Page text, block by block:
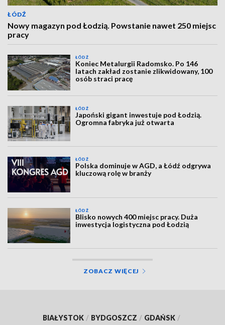
ŁÓDŹ
Nowy magazyn pod Łodzią. Powstanie nawet 250 miejsc
pracy
ŁÓDŹ
Koniec Metalurgii Radomsko. Po 146
latach zakład zostanie zlikwidowany, 100
osób straci pracę
ŁÓDŹ
Japoński gigant inwestuje pod Łodzią.
Ogromna fabryka już otwarta
ŁÓDŹ
Polska dominuje w AGD, a Łódź odgrywa
kluczową rolę w branży
ŁÓDŹ
Blisko nowych 400 miejsc pracy. Duża
inwestycja logistyczna pod Łodzią
ZOBACZ WIĘCEJ
BIAŁYSTOK / BYDGOSZCZ / GDAŃSK /